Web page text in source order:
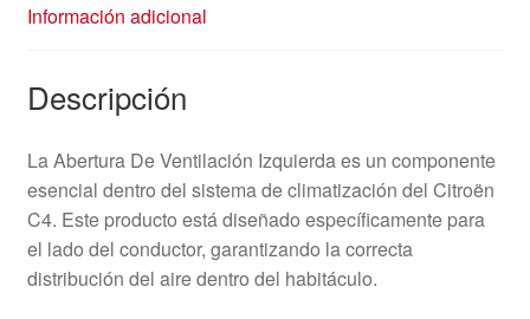
Información adicional
Descripción
La Abertura De Ventilación Izquierda es un componente
esencial dentro del sistema de climatización del Citroën
C4. Este producto está diseñado específicamente para
el lado del conductor, garantizando la correcta
distribución del aire dentro del habitáculo.